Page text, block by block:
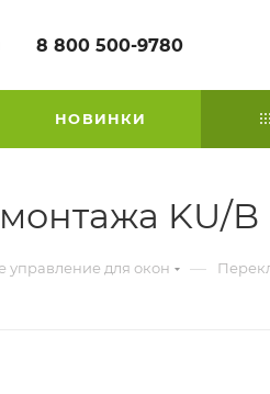
8 800 500-9780
НОВИНКИ
KU/B
управление для окон —